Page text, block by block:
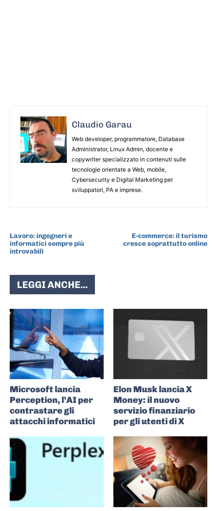
Claudio Garau
Web developer, programmatore, Database
Administrator, Linux Admin, docente e
copywriter specializzato in contenuti sulle
tecnologie orientate a Web, mobile,
Cybersecurity e Digital Marketing per
sviluppatori, PA e imprese.
Lavoro: ingegneri e
informatici sempre più
introvabili
E-commerce: il turismo
cresce soprattutto online
LEGGI ANCHE...
Microsoft lancia
Perception, l’AI per
contrastare gli
attacchi informatici
Elon Musk lancia X
Money: il nuovo
servizio finanziario
per gli utenti di X